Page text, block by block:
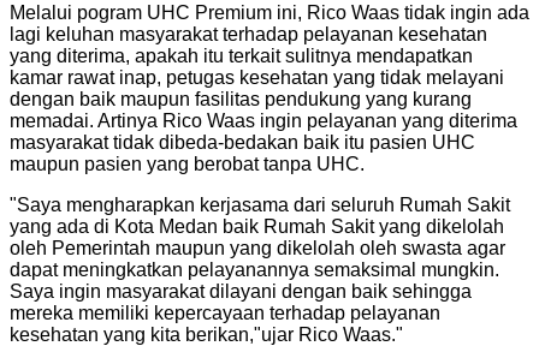
Melalui pogram UHC Premium ini, Rico Waas tidak ingin ada
lagi keluhan masyarakat terhadap pelayanan kesehatan
yang diterima, apakah itu terkait sulitnya mendapatkan
kamar rawat inap, petugas kesehatan yang tidak melayani
dengan baik maupun fasilitas pendukung yang kurang
memadai. Artinya Rico Waas ingin pelayanan yang diterima
masyarakat tidak dibeda-bedakan baik itu pasien UHC
maupun pasien yang berobat tanpa UHC.
"Saya mengharapkan kerjasama dari seluruh Rumah Sakit
yang ada di Kota Medan baik Rumah Sakit yang dikelolah
oleh Pemerintah maupun yang dikelolah oleh swasta agar
dapat meningkatkan pelayanannya semaksimal mungkin.
Saya ingin masyarakat dilayani dengan baik sehingga
mereka memiliki kepercayaan terhadap pelayanan
kesehatan yang kita berikan,"ujar Rico Waas."